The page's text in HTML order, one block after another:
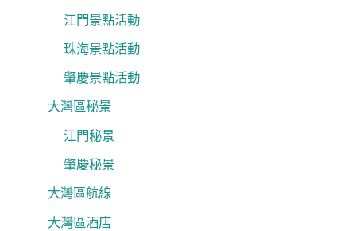
江門景點活動
珠海景點活動
肇慶景點活動
大灣區秘景
江門秘景
肇慶秘景
大灣區航線
大灣區酒店